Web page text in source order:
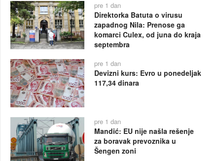
pre 1 dan
Direktorka Batuta o virusu
zapadnog Nila: Prenose ga
komarci Culex, od juna do kraja
septembra
pre 1 dan
Devizni kurs: Evro u ponedeljak
117,34 dinara
pre 1 dan
Mandić: EU nije našla rešenje
za boravak prevoznika u
Šengen zoni